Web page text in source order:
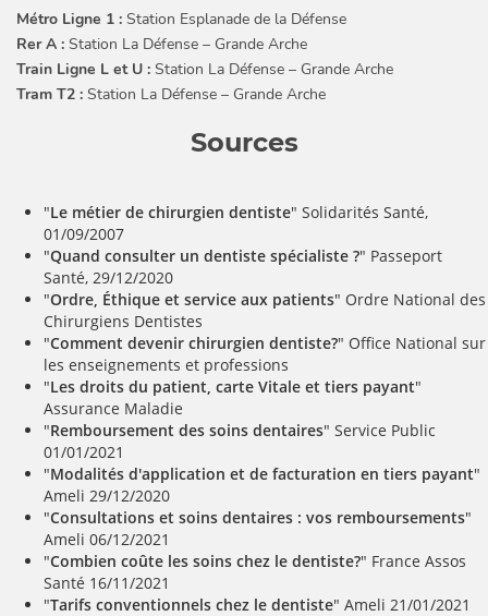
Métro Ligne 1 : Station Esplanade de la Défense
Rer A : Station La Défense – Grande Arche
Train Ligne L et U : Station La Défense – Grande Arche
Tram T2 : Station La Défense – Grande Arche
Sources
"Le métier de chirurgien dentiste" Solidarités Santé,
01/09/2007
"Quand consulter un dentiste spécialiste ?" Passeport
Santé, 29/12/2020
"Ordre, Éthique et service aux patients" Ordre National des
Chirurgiens Dentistes
"Comment devenir chirurgien dentiste?" Office National sur
les enseignements et professions
"Les droits du patient, carte Vitale et tiers payant"
Assurance Maladie
"Remboursement des soins dentaires" Service Public
01/01/2021
"Modalités d'application et de facturation en tiers payant"
Ameli 29/12/2020
"Consultations et soins dentaires : vos remboursements"
Ameli 06/12/2021
"Combien coûte les soins chez le dentiste?" France Assos
Santé 16/11/2021
"Tarifs conventionnels chez le dentiste" Ameli 21/01/2021